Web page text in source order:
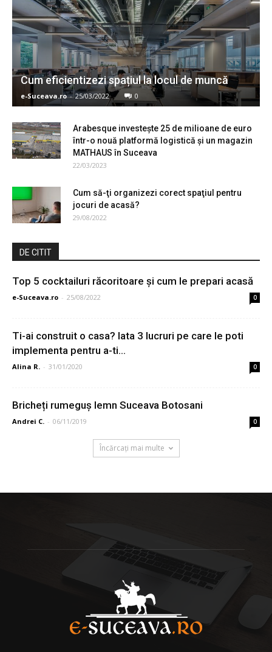
Cum eficientizezi spațiul la locul de muncă
e-Suceava.ro - 25/03/2022 0
Arabesque investeşte 25 de milioane de euro
într-o nouă platformă logistică şi un magazin
MATHAUS în Suceava
22/03/2023
Cum să-ţi organizezi corect spaţiul pentru
jocuri de acasă?
29/08/2022
DE CITIT
Top 5 cocktailuri răcoritoare și cum le prepari acasă
e-Suceava.ro - 25/08/2022 0
Ti-ai construit o casa? Iata 3 lucruri pe care le poti
implementa pentru a-ti...
Alina R. - 31/01/2020 0
Bricheți rumeguș lemn Suceava Botosani
Andrei C. - 06/11/2019 0
Încărcați mai multe